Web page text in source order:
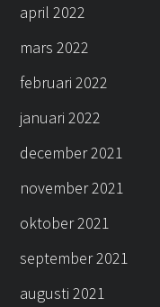
april 2022
mars 2022
februari 2022
januari 2022
december 2021
november 2021
oktober 2021
september 2021
augusti 2021